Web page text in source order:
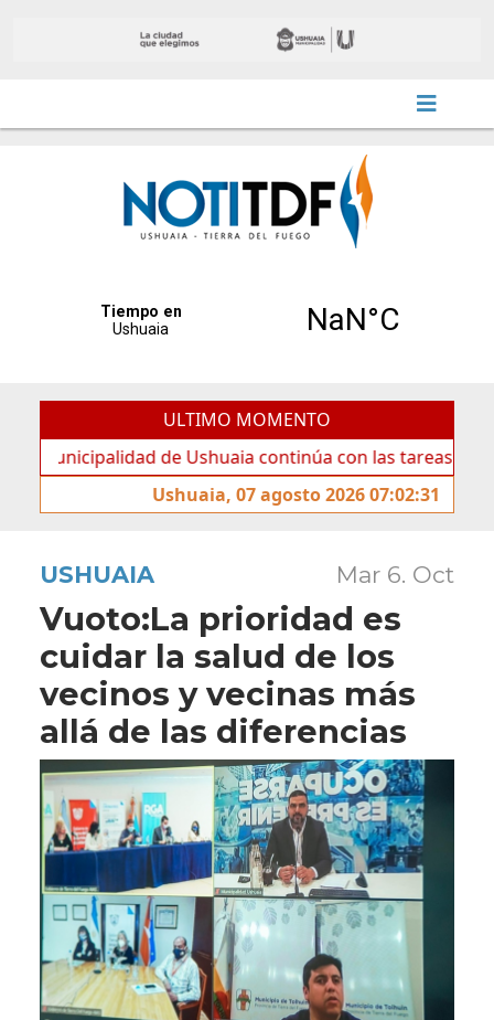
ULTIMO MOMENTO
de Ushuaia continúa con las tareas de
Ushuaia, 07 agosto 2026 07:02:31
USHUAIA Mar 6. Oct
Vuoto:La prioridad es
cuidar la salud de los
vecinos y vecinas más
allá de las diferencias